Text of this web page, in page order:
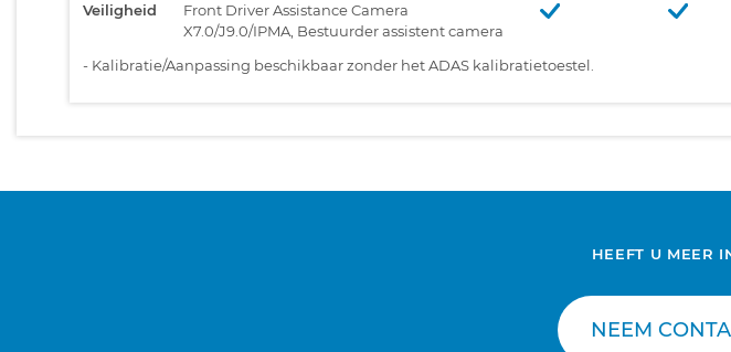
Veiligheid
Front Driver Assistance Camera
X7.0/J9.0/IPMA, Bestuurder assistent camera
- Kalibratie/Aanpassing beschikbaar zonder het ADAS kalibratietoestel.
HEEFT U MEER
NEEM